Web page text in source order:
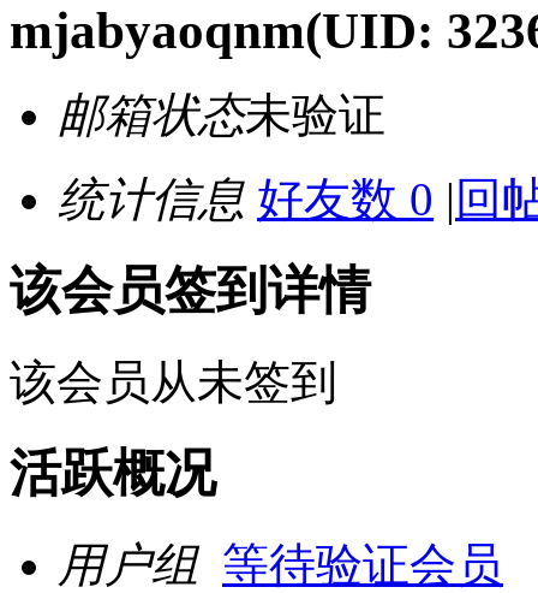
mjabyaoqnm(UID:
邮箱状态未验证
统计信息 好友数 0 | 回
该会员签到详情
该会员从未签到
活跃概况
用户组 等待验证会员